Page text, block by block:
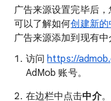
广告来源设置完毕后
可以了解如何创建新的
广告来源添加到现有中
访问https://
AdMob 账号。
在边栏中点击中介。